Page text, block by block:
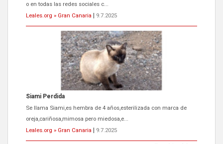
oreja,cariñosa,mimosa pero miedosa,e...
Leales.org » Gran Canaria
9.7.2025
ADOPCIÓN URGENTE GATA TEROR GRAN CANARIA
El ayuntamiento se va a llevar a Los Gatos callejeros de la zona los
próximos días, ella incluida...
Leales.org » Gran Canaria
9.7.2025